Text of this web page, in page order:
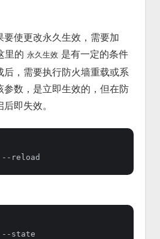
要使更改永久生效，需要加
里的 永久生效 是有一定的条件
后，需要执行防火墙重载或系
参数，是立即生效的，但在防
即失效。
reload
--state